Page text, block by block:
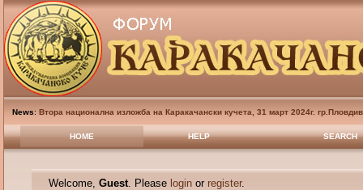
News: Втора национална изложба на Каракачански кучета, 31 март 2024г.
HOME HELP SEARCH
Welcome, Guest. Please loginor register.